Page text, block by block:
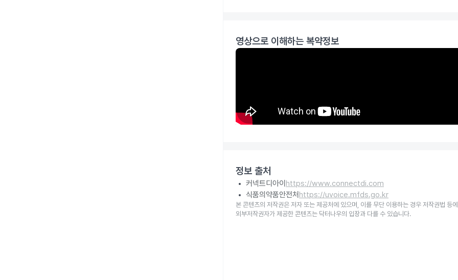
영상으로 이해하는 복약정보
정보 출처
커넥트디아이 https://www.connectdi.com
식품의약품안전처 https://uvoice.mfds.go.kr
본 콘텐츠의 저작권은 저자 또는 제공처에 있으며, 이를 무단 이용하는 경우 저작권법 등
외부저작권자가 제공한 콘텐츠는 닥터나우의 입장과 다를 수 있습니다.